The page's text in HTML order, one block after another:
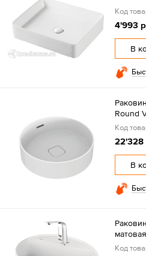
Код
4'993
В
Round
Код
22'328
В
матовая
Код